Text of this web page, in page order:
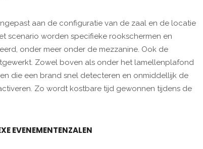
aan de configuratie van de zaal en de locatie
scenario worden specifieke rookschermen en
onder meer onder de mezzanine. Ook de
Zowel boven als onder het lamellenplafond
die een brand snel detecteren en onmiddellijk de
Zo wordt kostbare tijd gewonnen tijdens de
EVENEMENTENZALEN